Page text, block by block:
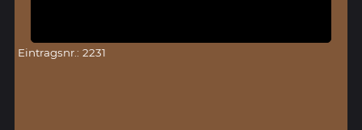
Eintragsnr.: 2231